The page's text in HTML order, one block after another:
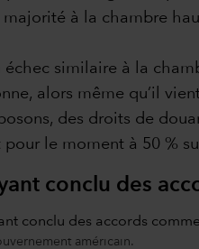
majorité à la chambre
échec similaire à la
alors même qu’il
des droits de
pour le moment à 50 %
conclu des
américain.